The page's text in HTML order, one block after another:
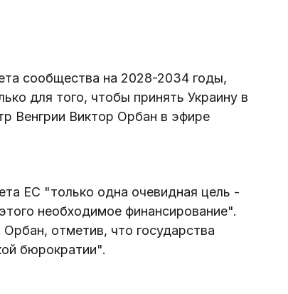
сообщества на 2028-2034 годы,
для того, чтобы принять Украину в
Венгрии Виктор Орбан в эфире
ЕС "только одна очевидная цель -
необходимое финансирование".
отметив, что государства
бюрократии".